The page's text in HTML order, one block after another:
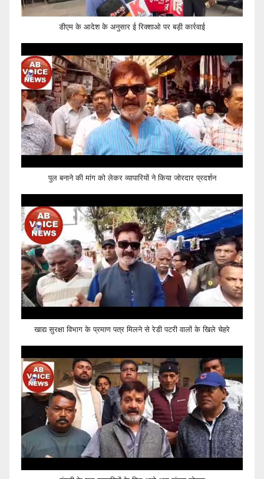
डीएम के आदेश के अनुसार ई रिक्शाओ पर बड़ी कार्रवाई
पुल बनाने की मांग को लेकर व्यापारियों ने किया जोरदार प्रदर्शन
खाद्य सुरक्षा विभाग के प्रमाण पत्र मिलने से रेडी पटरी वालों के खिले चेहरे